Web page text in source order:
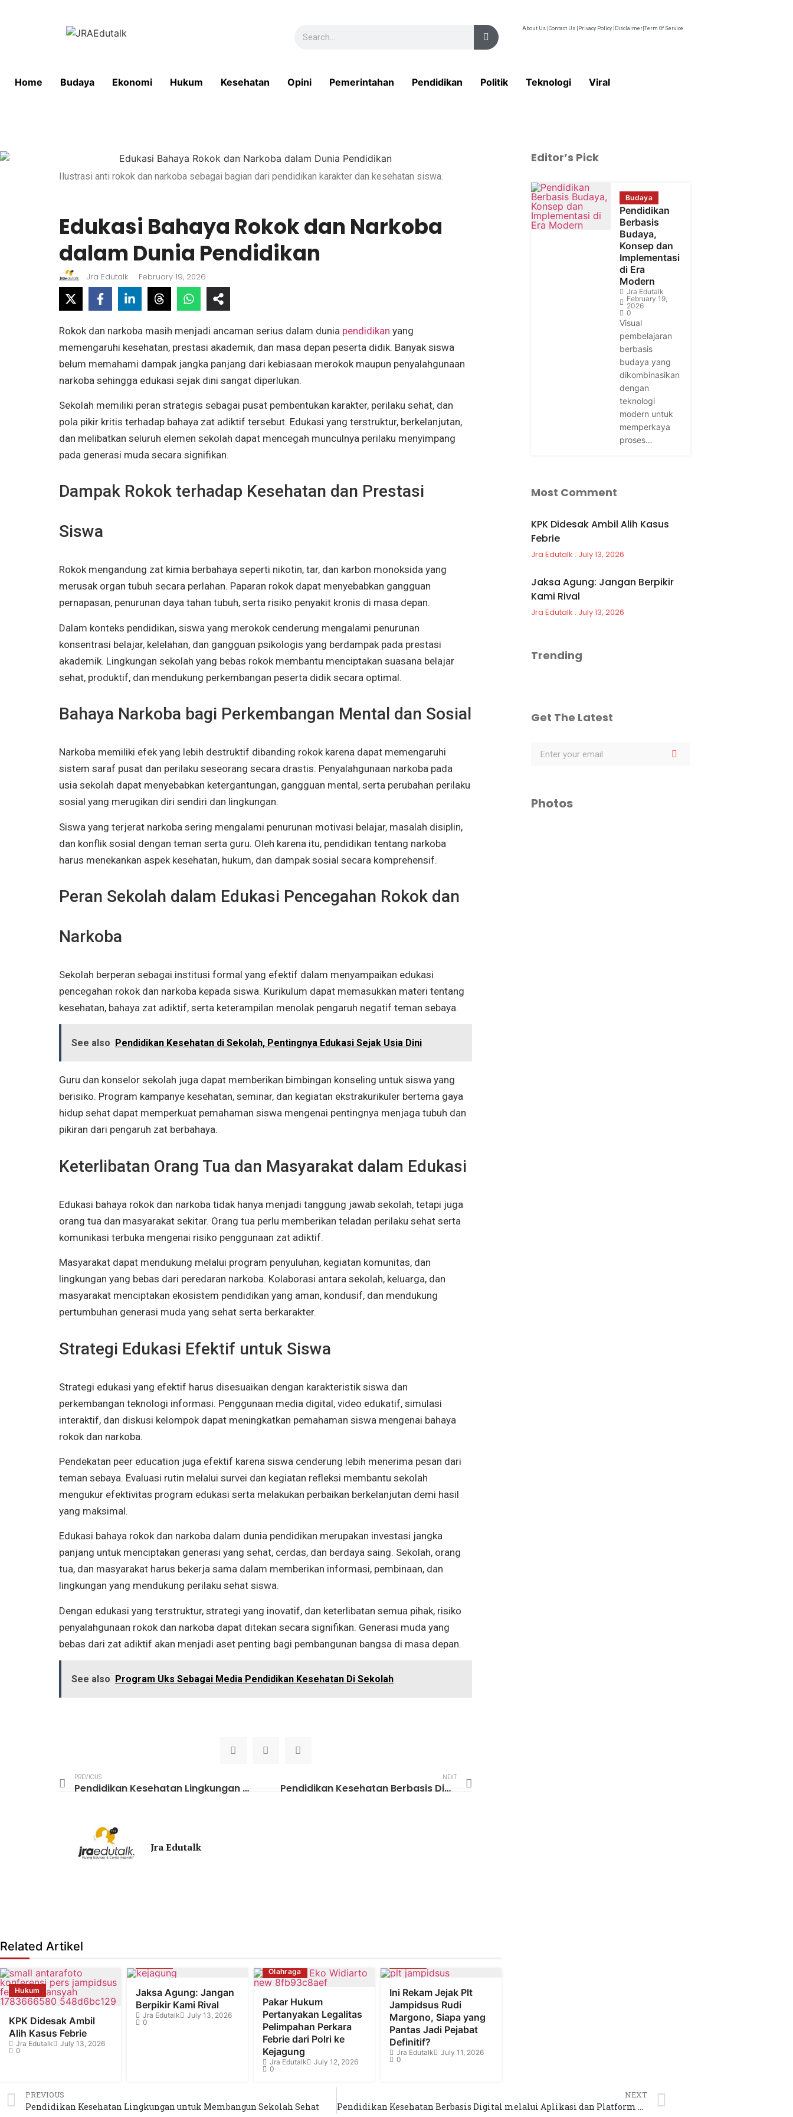
About Us |Contact Us | Privacy Policy | Disclaimer|Term Of Service
Home Budaya Ekonomi Hukum Kesehatan Opini Pemerintahan Pendidikan Politik Teknologi Viral
Ilustrasi anti rokok dan narkoba sebagai bagian dari pendidikan karakter dan kesehatan siswa.
Edukasi Bahaya Rokok dan Narkoba
dalam Dunia Pendidikan
Jra Edutalk February 19, 2026
Rokok dan narkoba masih menjadi ancaman serius dalam dunia pendidikan yang
memengaruhi kesehatan, prestasi akademik, dan masa depan peserta didik. Banyak siswa
belum memahami dampak jangka panjang dari kebiasaan merokok maupun penyalahgunaan
narkoba sehingga edukasi sejak dini sangat diperlukan.
Sekolah memiliki peran strategis sebagai pusat pembentukan karakter, perilaku sehat, dan
pola pikir kritis terhadap bahaya zat adiktif tersebut. Edukasi yang terstruktur, berkelanjutan,
dan melibatkan seluruh elemen sekolah dapat mencegah munculnya perilaku menyimpang
pada generasi muda secara signifikan.
Dampak Rokok terhadap Kesehatan dan Prestasi
Siswa
Rokok mengandung zat kimia berbahaya seperti nikotin, tar, dan karbon monoksida yang
merusak organ tubuh secara perlahan. Paparan rokok dapat menyebabkan gangguan
pernapasan, penurunan daya tahan tubuh, serta risiko penyakit kronis di masa depan.
Dalam konteks pendidikan, siswa yang merokok cenderung mengalami penurunan
konsentrasi belajar, kelelahan, dan gangguan psikologis yang berdampak pada prestasi
akademik. Lingkungan sekolah yang bebas rokok membantu menciptakan suasana belajar
sehat, produktif, dan mendukung perkembangan peserta didik secara optimal.
Bahaya Narkoba bagi Perkembangan Mental dan Sosial
Narkoba memiliki efek yang lebih destruktif dibanding rokok karena dapat memengaruhi
sistem saraf pusat dan perilaku seseorang secara drastis. Penyalahgunaan narkoba pada
usia sekolah dapat menyebabkan ketergantungan, gangguan mental, serta perubahan perilaku
sosial yang merugikan diri sendiri dan lingkungan.
Siswa yang terjerat narkoba sering mengalami penurunan motivasi belajar, masalah disiplin,
dan konflik sosial dengan teman serta guru. Oleh karena itu, pendidikan tentang narkoba
harus menekankan aspek kesehatan, hukum, dan dampak sosial secara komprehensif.
Peran Sekolah dalam Edukasi Pencegahan Rokok dan
Narkoba
Sekolah berperan sebagai institusi formal yang efektif dalam menyampaikan edukasi
pencegahan rokok dan narkoba kepada siswa. Kurikulum dapat memasukkan materi tentang
kesehatan, bahaya zat adiktif, serta keterampilan menolak pengaruh negatif teman sebaya.
See also Pendidikan Kesehatan di Sekolah, Pentingnya Edukasi Sejak Usia Dini
Guru dan konselor sekolah juga dapat memberikan bimbingan konseling untuk siswa yang
berisiko. Program kampanye kesehatan, seminar, dan kegiatan ekstrakurikuler bertema gaya
hidup sehat dapat memperkuat pemahaman siswa mengenai pentingnya menjaga tubuh dan
pikiran dari pengaruh zat berbahaya.
Keterlibatan Orang Tua dan Masyarakat dalam Edukasi
Edukasi bahaya rokok dan narkoba tidak hanya menjadi tanggung jawab sekolah, tetapi juga
orang tua dan masyarakat sekitar. Orang tua perlu memberikan teladan perilaku sehat serta
komunikasi terbuka mengenai risiko penggunaan zat adiktif.
Masyarakat dapat mendukung melalui program penyuluhan, kegiatan komunitas, dan
lingkungan yang bebas dari peredaran narkoba. Kolaborasi antara sekolah, keluarga, dan
masyarakat menciptakan ekosistem pendidikan yang aman, kondusif, dan mendukung
pertumbuhan generasi muda yang sehat serta berkarakter.
Strategi Edukasi Efektif untuk Siswa
Strategi edukasi yang efektif harus disesuaikan dengan karakteristik siswa dan
perkembangan teknologi informasi. Penggunaan media digital, video edukatif, simulasi
interaktif, dan diskusi kelompok dapat meningkatkan pemahaman siswa mengenai bahaya
rokok dan narkoba.
Pendekatan peer education juga efektif karena siswa cenderung lebih menerima pesan dari
teman sebaya. Evaluasi rutin melalui survei dan kegiatan refleksi membantu sekolah
mengukur efektivitas program edukasi serta melakukan perbaikan berkelanjutan demi hasil
yang maksimal.
Edukasi bahaya rokok dan narkoba dalam dunia pendidikan merupakan investasi jangka
panjang untuk menciptakan generasi yang sehat, cerdas, dan berdaya saing. Sekolah, orang
tua, dan masyarakat harus bekerja sama dalam memberikan informasi, pembinaan, dan
lingkungan yang mendukung perilaku sehat siswa.
Dengan edukasi yang terstruktur, strategi yang inovatif, dan keterlibatan semua pihak, risiko
penyalahgunaan rokok dan narkoba dapat ditekan secara signifikan. Generasi muda yang
bebas dari zat adiktif akan menjadi aset penting bagi pembangunan bangsa di masa depan.
See also Program Uks Sebagai Media Pendidikan Kesehatan Di Sekolah
PREVIOUS
Pendidikan Kesehatan Lingkungan untuk Membangun Sekolah Sehat
NEXT
Pendidikan Kesehatan Berbasis Digital melalui Aplikasi dan Platform Online
Jra Edutalk
Related Artikel
Hukum
KPK Didesak Ambil
Alih Kasus Febrie
Jra Edutalk
July 13, 2026
0
Jaksa Agung: Jangan
Berpikir Kami Rival
Jra Edutalk
July 13, 2026
0
Olahraga
Pakar Hukum
Pertanyakan Legalitas
Pelimpahan Perkara
Febrie dari Polri ke
Kejagung
Jra Edutalk
July 12, 2026
0
Ini Rekam Jejak Plt
Jampidsus Rudi
Margono, Siapa yang
Pantas Jadi Pejabat
Definitif?
Jra Edutalk
July 11, 2026
0
Editor’s Pick
Budaya
Pendidikan
Berbasis
Budaya,
Konsep dan
Implementasi
di Era
Modern
Jra Edutalk
February 19,
2026
0
Visual
pembelajaran
berbasis
budaya yang
dikombinasikan
dengan
teknologi
modern untuk
memperkaya
proses…
Most Comment
KPK Didesak Ambil Alih Kasus
Febrie
Jra Edutalk July 13, 2026
Jaksa Agung: Jangan Berpikir
Kami Rival
Jra Edutalk July 13, 2026
Trending
Get The Latest
Photos
PREVIOUS
Pendidikan Kesehatan Lingkungan untuk Membangun Sekolah Sehat
NEXT
Pendidikan Kesehatan Berbasis Digital melalui Aplikasi dan Platform Online